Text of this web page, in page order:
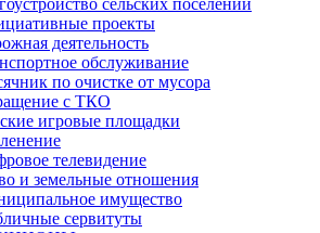
сельских поселений
проекты
деятельность
обслуживание
по очистке от мусора
с ТКО
игровые площадки
телевидение
и земельные отношения
имущество
сервитуты